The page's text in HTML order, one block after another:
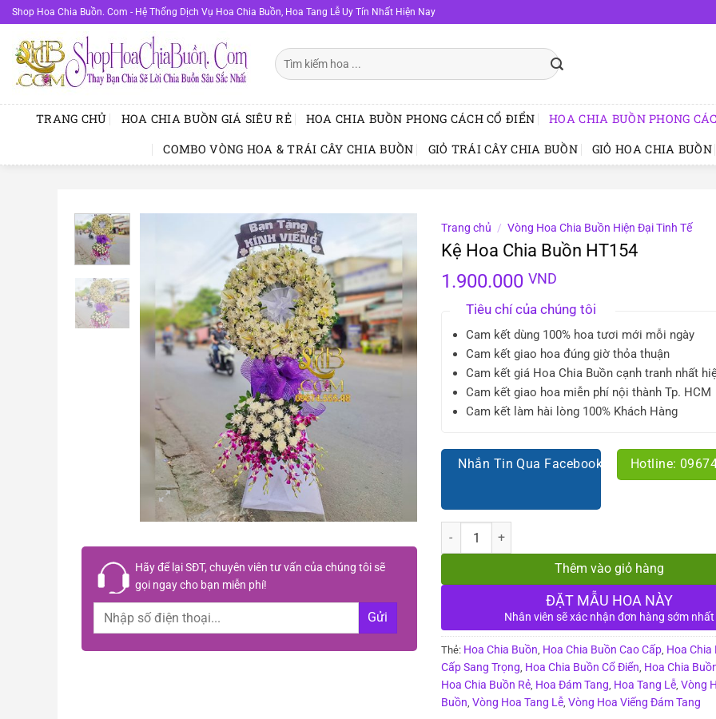
Bỏ
qua
nội
dung
Shop Hoa Chia Buồn. Com - Hệ Thống Dịch Vụ Hoa Chia Buồn, Hoa Tang Lễ Uy Tín Nhất Hiện Nay
Tìm
kiếm:
TRANG CHỦ HOA CHIA BUỒN GIÁ SIÊU RẺ HOA CHIA BUỒN PHONG CÁCH CỔ ĐIỂN HOA CHIA BUỒN PHONG
COMBO VÒNG HOA & TRÁI CÂY CHIA BUỒN
GIỎ TRÁI CÂY CHIA BUỒN GIỎ HOA CHIA BUỒN
Hãy để lạiSĐT, chuyên viên tư vấn của chúng tôi sẽ
gọi ngay cho bạn miễn phí!
Trang chủ / Vòng Hoa Chia Buồn Hiện Đại Tinh Tế
Kệ Hoa Chia Buồn HT154
1.900.000 VND
Tiêu chí của chúng tôi
Cam kết dùng 100% hoa tươi mới mỗi ngày
Cam kết giao hoa đúng giờ thỏa thuận
Cam kết giá Hoa Chia Buồn cạnh tranh nhất
Cam kết giao hoa miễn phí nội thành Tp. HCM
Cam kết làm hài lòng 100% Khách Hàng
Nhắn Tin Qua Facebook Hotline:
Số lượng
Thêm vào giỏ hàng
ĐẶT MẪU HOA NÀY
Nhân viên sẽ xác nhận đơn hàng sớm nhất
Thẻ: Hoa Chia Buồn, Hoa Chia Buồn Cao Cấp, Hoa Chia
Cấp Sang Trọng, Hoa Chia Buồn Cổ Điển, Hoa Chia
Hoa Chia Buồn Rẻ, Hoa Đám Tang, Hoa Tang Lễ, Vòng
Buồn, Vòng Hoa Tang Lễ, Vòng Hoa Viếng Đám Tang